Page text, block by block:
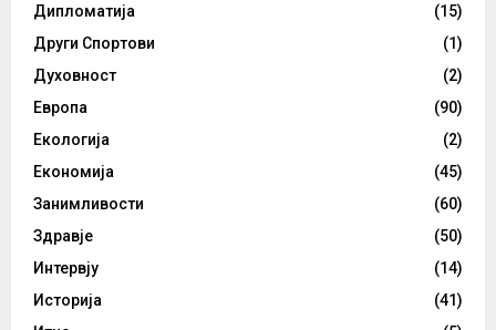
Дипломатија
(15)
Други Спортови
(1)
Духовност
(2)
Европа
(90)
Екологија
(2)
Економија
(45)
Занимливости
(60)
Здравје
(50)
Интервју
(14)
Историја
(41)